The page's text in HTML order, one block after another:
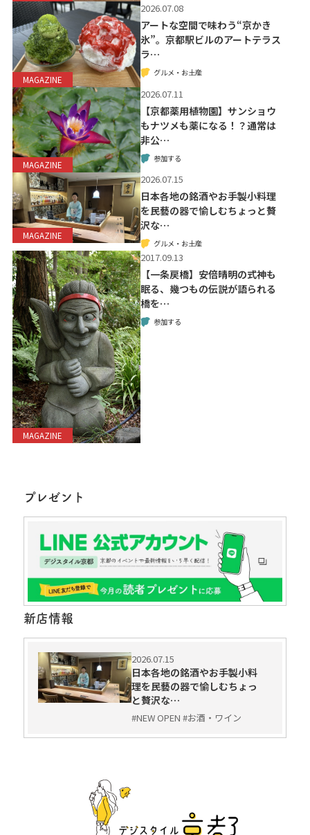
MAGAZINE
2026.07.08
アートな空間で味わう“京かき
氷”。京都駅ビルのアートテラス
ラ…
グルメ・お土産
MAGAZINE
2026.07.11
【京都薬用植物園】サンショウ
もナツメも薬になる！？通常は
非公…
参加する
MAGAZINE
2026.07.15
日本各地の銘酒やお手製小料理
を民藝の器で愉しむちょっと贅
沢な…
グルメ・お土産
MAGAZINE
2017.09.13
【一条戻橋】安倍晴明の式神も
眠る、幾つもの伝説が語られる
橋を…
参加する
プレゼント
新店情報
2026.07.15
日本各地の銘酒やお手製小料
理を民藝の器で愉しむちょっ
と贅沢な…
#NEW OPEN #お酒・ワイン